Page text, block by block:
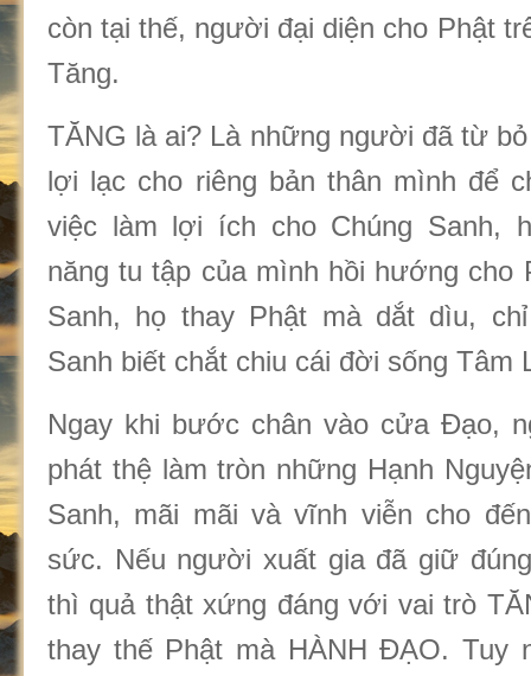
còn tại thế, người đại diện cho Phật
Tăng.
TĂNG là ai? Là những người đã từ
lợi lạc cho riêng bản thân mình để
việc làm lợi ích cho Chúng Sanh,
năng tu tập của mình hồi hướng cho
Sanh, họ thay Phật mà dắt dìu,
Sanh biết chắt chiu cái đời sống Tâm
Ngay khi bước chân vào cửa Đạo,
phát thệ làm tròn những Hạnh
Sanh, mãi mãi và vĩnh viễn cho
sức. Nếu người xuất gia đã giữ
thì quả thật xứng đáng với vai trò
thay thế Phật mà HÀNH ĐẠO. Tuy